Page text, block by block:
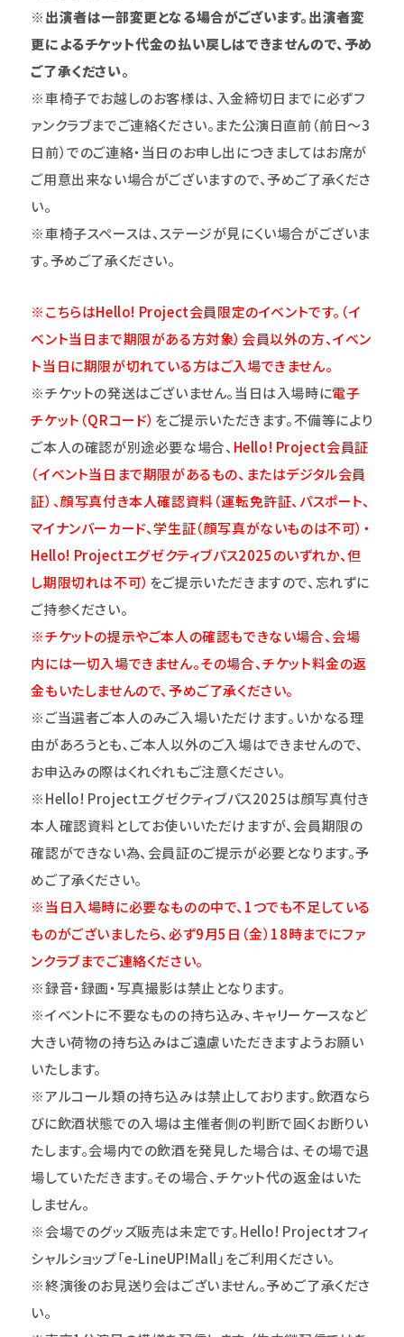
※出演者は一部変更となる場合がございます。出演者変
更によるチケット代金の払い戻しはできませんので、予め
ご了承ください。
※車椅子でお越しのお客様は、入金締切日までに必ずフ
ァンクラブまでご連絡ください。また公演日直前（前日～3
日前）でのご連絡・当日のお申し出につきましてはお席が
ご用意出来ない場合がございますので、予めご了承くださ
い。
※車椅子スペースは、ステージが見にくい場合がございま
す。予めご了承ください。
※こちらはHello! Project会員限定のイベントです。（イ
ベント当日まで期限がある方対象）会員以外の方、イベン
ト当日に期限が切れている方はご入場できません。
※チケットの発送はございません。当日は入場時に電子
チケット（QRコード） をご提示いただきます。不備等により
ご本人の確認が別途必要な場合、 Hello! Project会員証
（イベント当日まで期限があるもの、またはデジタル会員
証）、顔写真付き本人確認資料（運転免許証、パスポート、
マイナンバーカード、学生証（顔写真がないものは不可）・
Hello! Projectエグゼクティブパス2025のいずれか、但
し期限切れは不可） をご提示いただきますので、忘れずに
ご持参ください。
※チケットの提示やご本人の確認もできない場合、会場
内には一切入場できません。その場合、チケット料金の返
金もいたしませんので、予めご了承ください。
※ご当選者ご本人のみご入場いただけます｡いかなる理
由があろうとも､ご本人以外のご入場はできませんので､
お申込みの際はくれぐれもご注意ください｡
※Hello! Projectエグゼクティブパス2025は顔写真付き
本人確認資料としてお使いいただけますが、会員期限の
確認ができない為、会員証のご提示が必要となります。予
めご了承ください。
※当日入場時に必要なものの中で、1つでも不足している
ものがございましたら、必ず9月5日（金）18時までにファ
ンクラブまでご連絡ください。
※録音・録画・写真撮影は禁止となります。
※イベントに不要なものの持ち込み、キャリーケースなど
大きい荷物の持ち込みはご遠慮いただきますようお願い
いたします。
※アルコール類の持ち込みは禁止しております。飲酒なら
びに飲酒状態での入場は主催者側の判断で固くお断りい
たします。会場内での飲酒を発見した場合は、その場で退
場していただきます。その場合、チケット代の返金はいた
しません。
※会場でのグッズ販売は未定です。Hello! Projectオフィ
シャルショップ「e-LineUP!Mall」をご利用ください。
※終演後のお見送り会はございません。予めご了承くださ
い。